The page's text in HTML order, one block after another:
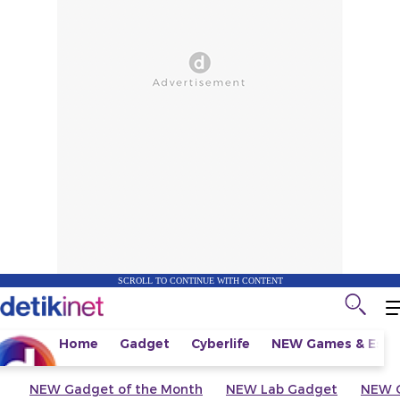
SCROLL TO CONTINUE WITH CONTENT
Home Gadget Cyberlife NEW Games &
NEW Gadget of the Month NEW Lab Gadget NEW